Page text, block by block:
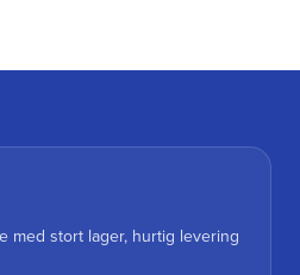
med stort lager, hurtig levering